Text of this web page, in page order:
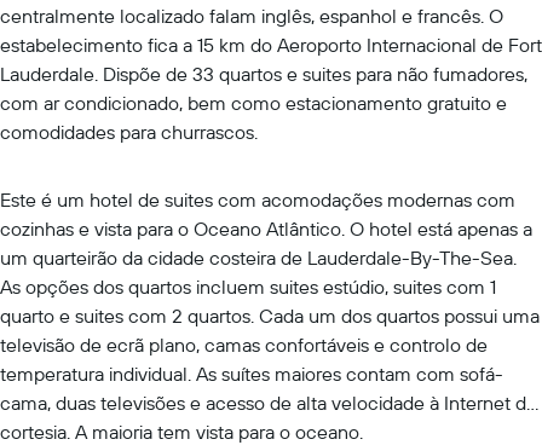
centralmente localizado falam inglês, espanhol e francês. O
estabelecimento fica a 15 km do Aeroporto Internacional de Fort
Lauderdale. Dispõe de 33 quartos e suites para não fumadores,
com ar condicionado, bem como estacionamento gratuito e
comodidades para churrascos.
Este é um hotel de suites com acomodações modernas com
cozinhas e vista para o Oceano Atlântico. O hotel está apenas a
um quarteirão da cidade costeira de Lauderdale-By-The-Sea.
As opções dos quartos incluem suites estúdio, suites com 1
quarto e suites com 2 quartos. Cada um dos quartos possui uma
televisão de ecrã plano, camas confortáveis e controlo de
temperatura individual. As suítes maiores contam com sofá-
cama, duas televisões e acesso de alta velocidade à Internet de
cortesia. A maioria tem vista para o oceano.